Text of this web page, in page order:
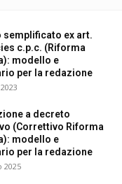
ex art.
c.p.c. (Riforma
modello e
per la redazione
a decreto
(Correttivo Riforma
modello e
per la redazione
scopo commerciale e di